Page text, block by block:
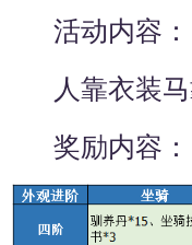
活动内容：
人靠衣装马
奖励内容：